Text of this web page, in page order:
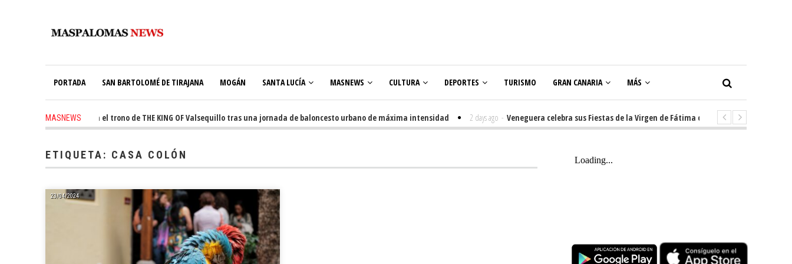
PORTADA SAN BARTOLOMÉ DE TIRAJANA MOGÁN SANTA LUCÍA MASNEWS CULTURA DEPORTES TURISMO GRAN CANARIA MÁS
MASNEWS
Ale Martín conquista el trono de THE KING OF Valsequillo tras una jornada de baloncesto urbano de máxima intensidad 2 days ago - Veneguera celebra sus Fiestas de la Virgen de Fátima con diez días de tradición,
ETIQUETA: CASA COLÓN
23/04/2024